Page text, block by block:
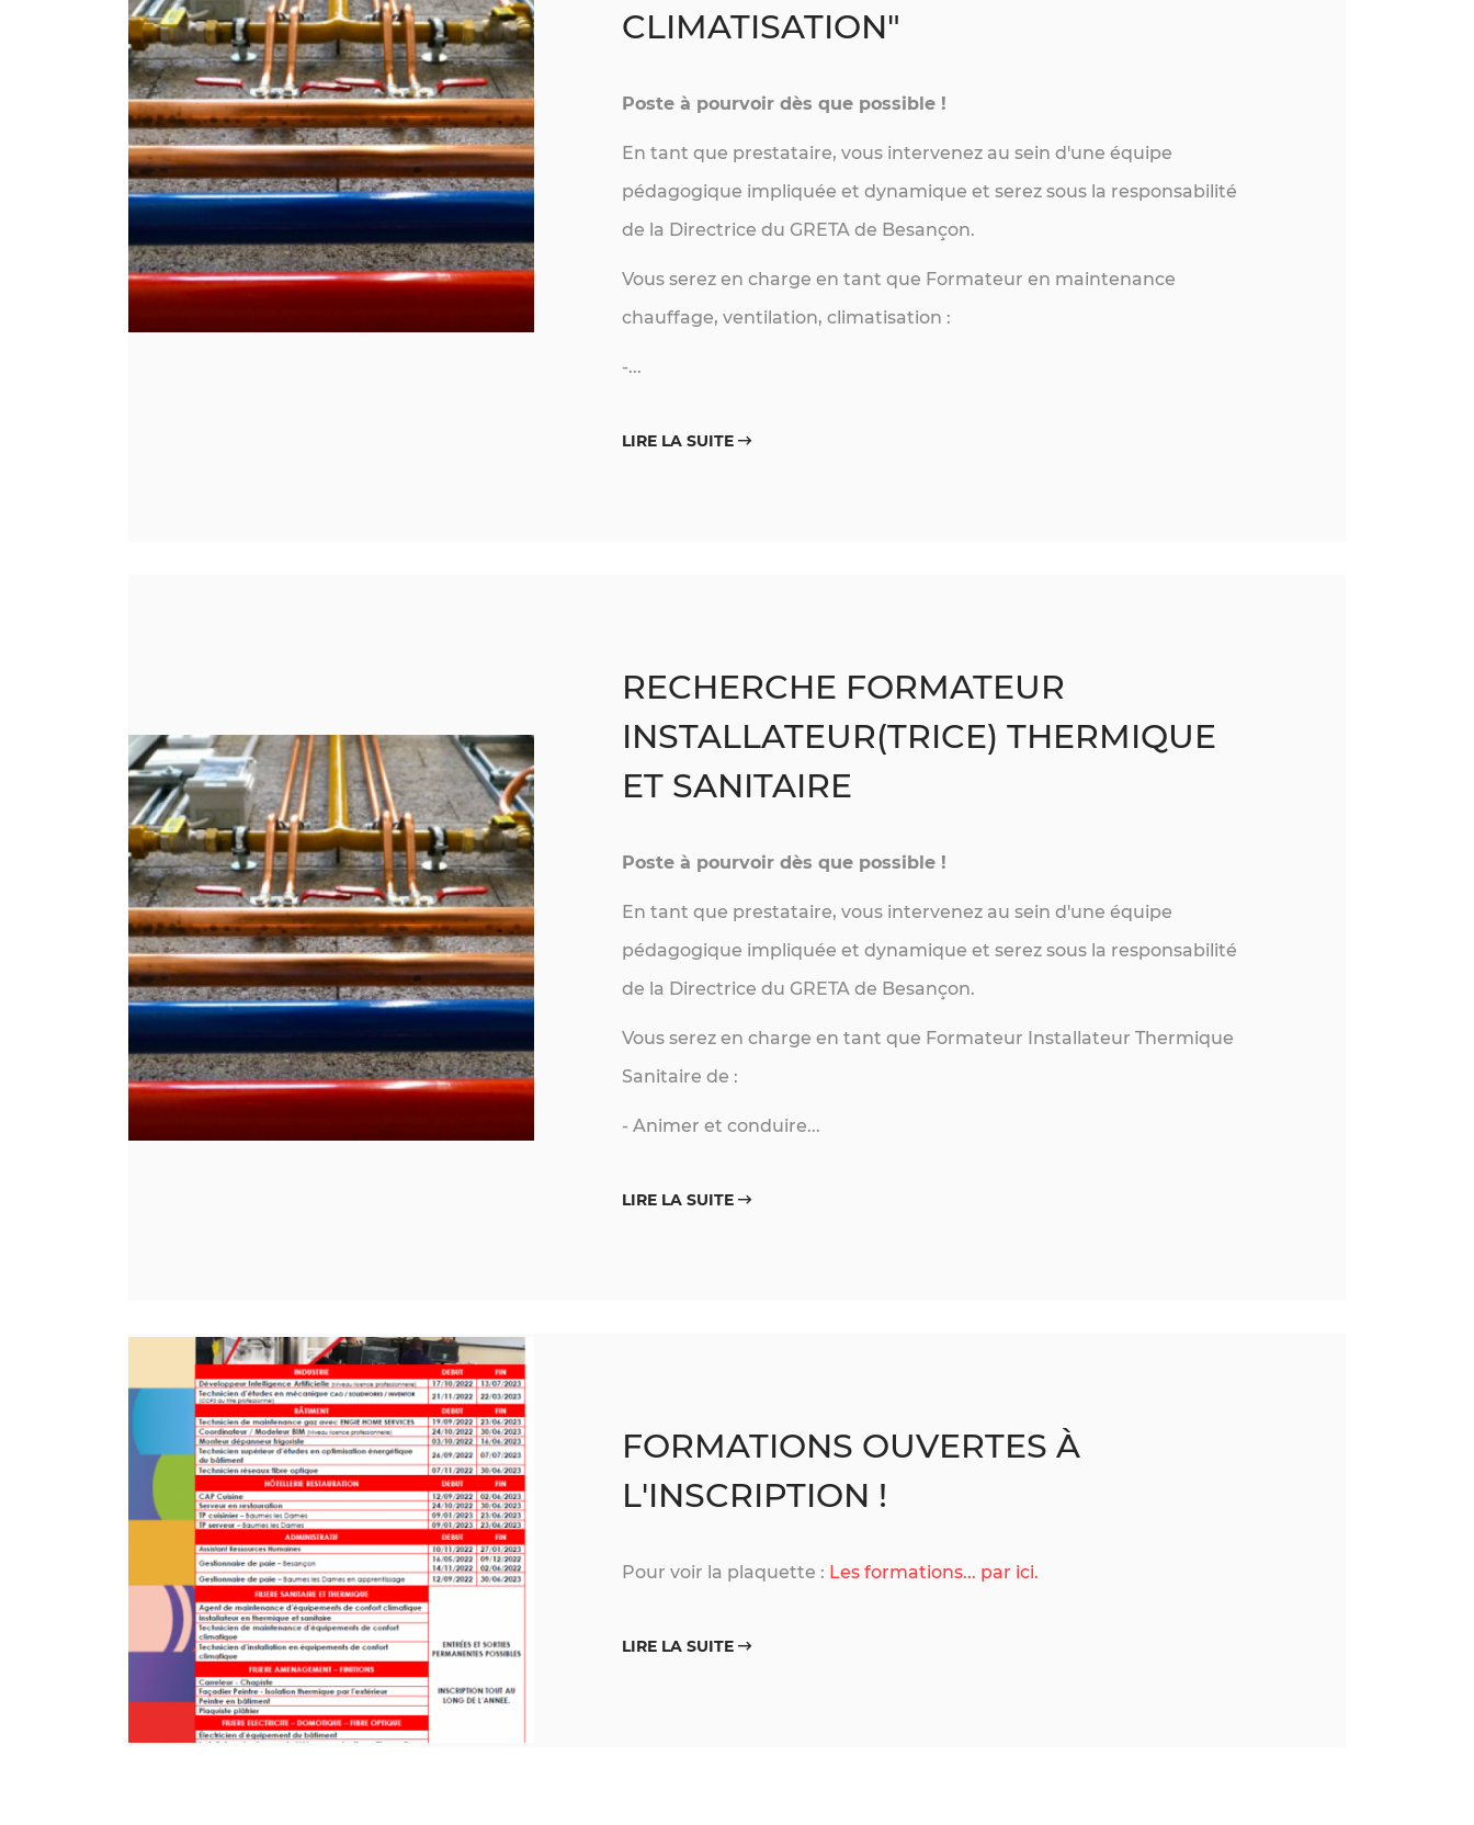
PROCHAINES FORMATIONS
LES FORMATIONS
LES FINANCEMENTS
LES DISPOSITIFS
ACTUALITÉS
CLIMATISATION"
Poste à pourvoir dès que possible !
En tant que prestataire, vous intervenez au sein d'une équipe
pédagogique impliquée et dynamique et serez sous la responsabilité
de la Directrice du GRETA de Besançon.
Vous serez en charge en tant que Formateur en maintenance
chauffage, ventilation, climatisation :
-...
LIRE LA SUITE
RECHERCHE FORMATEUR
INSTALLATEUR(TRICE) THERMIQUE
ET SANITAIRE
Poste à pourvoir dès que possible !
En tant que prestataire, vous intervenez au sein d'une équipe
pédagogique impliquée et dynamique et serez sous la responsabilité
de la Directrice du GRETA de Besançon.
Vous serez en charge en tant que Formateur Installateur Thermique
Sanitaire de :
- Animer et conduire...
LIRE LA SUITE
FORMATIONS OUVERTES À
L'INSCRIPTION !
Pour voir la plaquette : Les formations... par ici.
LIRE LA SUITE